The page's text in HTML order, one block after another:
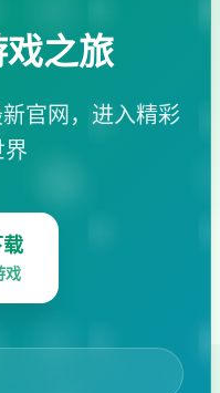
之旅
官网，进入精彩
界
戏